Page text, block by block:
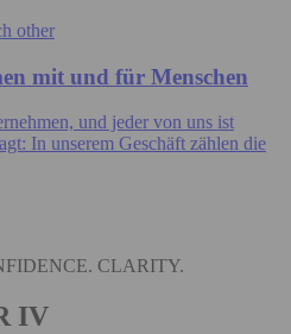
mit und für Menschen
und jeder von uns ist
In unserem Geschäft zählen die
CLARITY.
IV